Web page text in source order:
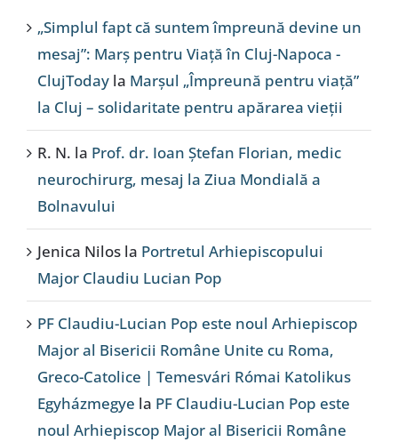
„Simplul fapt că suntem împreună devine un
mesaj”: Marș pentru Viață în Cluj-Napoca -
ClujToday la Marșul „Împreună pentru viață”
la Cluj – solidaritate pentru apărarea vieții
R. N. la Prof. dr. Ioan Ștefan Florian, medic
neurochirurg, mesaj la Ziua Mondială a
Bolnavului
Jenica Nilos la Portretul Arhiepiscopului
Major Claudiu Lucian Pop
PF Claudiu-Lucian Pop este noul Arhiepiscop
Major al Bisericii Române Unite cu Roma,
Greco-Catolice | Temesvári Római Katolikus
Egyházmegye la PF Claudiu-Lucian Pop este
noul Arhiepiscop Major al Bisericii Române